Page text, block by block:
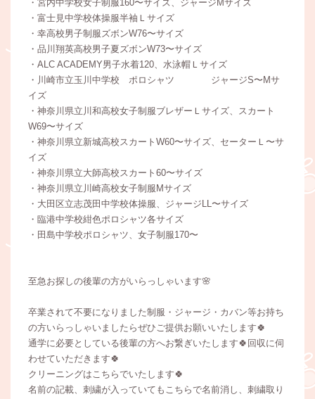
・宮内中学校女子制服160〜サイズ、ジャージMサイズ
・富士見中学校体操服半袖Ｌサイズ
・幸高校男子制服ズボンW76〜サイズ
・品川翔英高校男子夏ズボンW73〜サイズ
・ALC ACADEMY男子水着120、水泳帽Ｌサイズ
・川崎市立玉川中学校 ポロシャツ ジャージS〜Mサ
イズ
・神奈川県立川和高校女子制服ブレザーＬサイズ、スカート
W69〜サイズ
・神奈川県立新城高校スカートW60〜サイズ、セーターＬ〜サ
イズ
・神奈川県立大師高校スカート60〜サイズ
・神奈川県立川崎高校女子制服Mサイズ
・大田区立志茂田中学校体操服、ジャージLL〜サイズ
・臨港中学校紺色ポロシャツ各サイズ
・田島中学校ポロシャツ、女子制服170〜
至急お探しの後輩の方がいらっしゃいます🌸
卒業されて不要になりました制服・ジャージ・カバン等お持ち
の方いらっしゃいましたらぜひご提供お願いいたします🍀
通学に必要としている後輩の方へお繋ぎいたします🍀回収に伺
わせていただきます🍀
クリーニングはこちらでいたします🍀
名前の記載、刺繍が入っていてもこちらで名前消し、刺繍取り